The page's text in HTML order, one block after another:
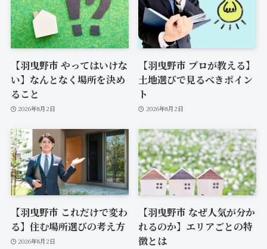
【羽曳野市 やってはいけな
い】なんとなく場所を決め
ること
2026年8月2日
【羽曳野市 プロが教える】
土地選びで見るべきポイン
ト
2026年8月2日
【羽曳野市 これだけで変わ
る】住む場所選びの考え方
2026年8月2日
【羽曳野市 なぜ人気が分か
れるのか】エリアごとの特
徴とは